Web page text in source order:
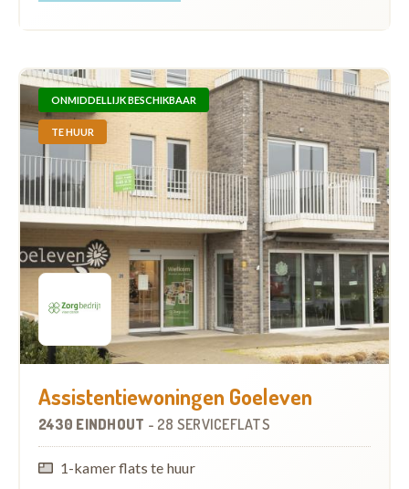
ONMIDDELLIJK BESCHIKBAAR
TE HUUR
Assistentiewoningen Goeleven
2430 EINDHOUT - 28 SERVICEFLATS
1-kamer flats te huur